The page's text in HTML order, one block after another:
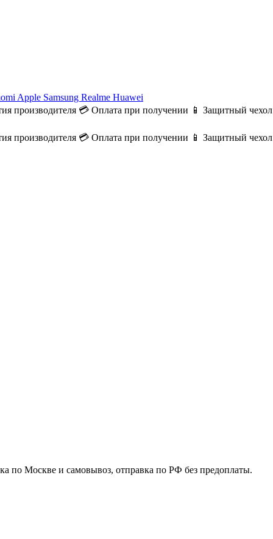
Apple Samsung Realme Huawei
производителя 💳 Оплата при получении 📱 Защитный чехол
производителя 💳 Оплата при получении 📱 Защитный чехол
по Москве и самовывоз, отправка по РФ без предоплаты.